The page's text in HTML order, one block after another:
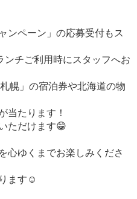
ンペーン」の応募受付もス
チご利用時にスタッフへお
幌」の宿泊券や北海道の物
当たります！
ただけます😁
心ゆくまでお楽しみくださ
ます☺️